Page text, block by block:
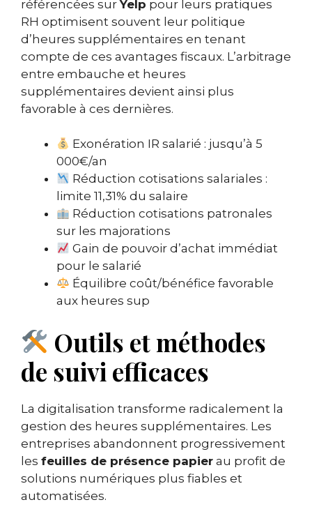
référencées surYelp pour leurs pratiques
RH optimisent souvent leur politique
d’heures supplémentaires en tenant
compte de ces avantages fiscaux. L’arbitrage
entre embauche et heures
supplémentaires devient ainsi plus
favorable à ces dernières.
Exonération IR salarié : jusqu’à 5
000€/an
Réduction cotisations salariales :
limite 11,31% du salaire
Réduction cotisations patronales
sur les majorations
Gain de pouvoir d’achat immédiat
pour le salarié
Équilibre coût/bénéfice favorable
aux heures sup
Outils et méthodes
de suivi efficaces
La digitalisation transforme radicalement la
gestion des heures supplémentaires. Les
entreprises abandonnent progressivement
les feuilles de présence papier au profit de
solutions numériques plus fiables et
automatisées.